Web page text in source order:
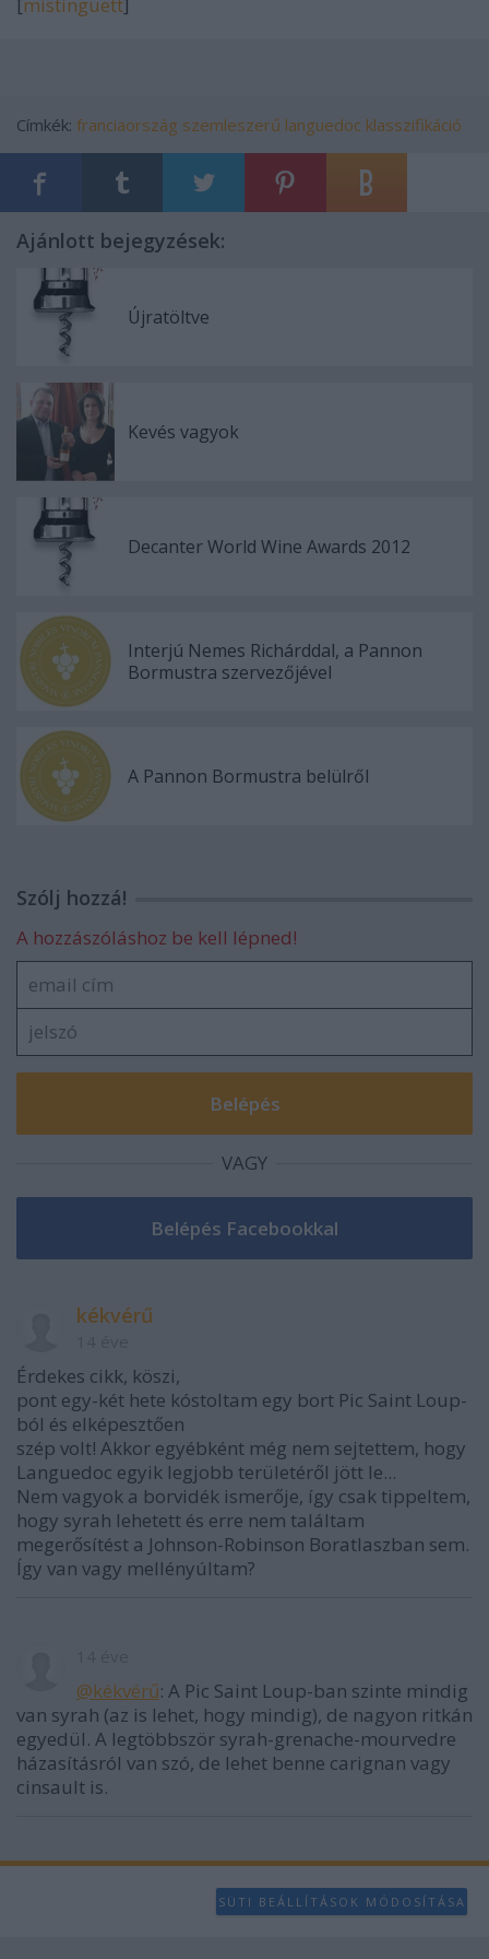
Címkék: franciaország szemleszerű languedoc klasszifikáció
Ajánlott bejegyzések:
Újratöltve
Kevés vagyok
Decanter World Wine Awards 2012
Interjú Nemes Richárddal, a Pannon
Bormustra szervezőjével
A Pannon Bormustra belülről
Szólj hozzá!
A hozzászóláshoz be kell lépned!
VAGY
kékvérű
Érdekes cikk, köszi,
pont egy-két hete kóstoltam egy bort Pic Saint Loup-
ból és elképesztően
szép volt! Akkor egyébként még nem sejtettem, hogy
Languedoc egyik legjobb területéről jött le...
Nem vagyok a borvidék ismerője, így csak tippeltem,
hogy syrah lehetett és erre nem találtam
megerősítést a Johnson-Robinson Boratlaszban sem.
Így van vagy mellényúltam?
@kékvérű: A Pic Saint Loup-ban szinte mindig
van syrah (az is lehet, hogy mindig), de nagyon ritkán
egyedül. A legtöbbször syrah-grenache-mourvedre
házasításról van szó, de lehet benne carignan vagy
cinsault is.
SÜTI BEÁLLÍTÁSOK MÓDOSÍTÁSA